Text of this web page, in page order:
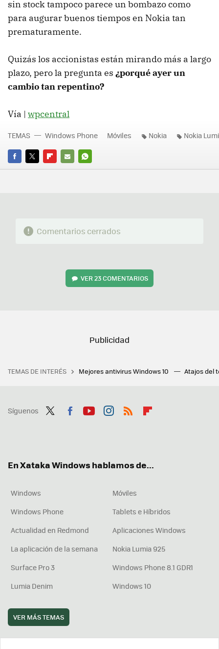
sin stock tampoco parece un bombazo como
para augurar buenos tiempos en Nokia tan
prematuramente.
Quizás los accionistas están mirando más a largo
plazo, pero la pregunta es ¿porqué ayer un
cambio tan repentino?
Vía | wpcentral
FACEBOOK
TWITTERFLIPBOARD
E-
WHATSAPP
TEMAS Windows Phone Móviles Nokia Nokia
Comentarios cerrados
VER 23 COMENTARIOS
TEMAS DE INTERÉS Mejores antivirus Windows 10 Atajos del
Síguenos
En Xataka Windows hablamos de...
Windows
Móviles
Windows Phone
Tablets e Híbridos
Actualidad en Redmond
Aplicaciones Windows
La aplicación de la semana
Nokia Lumia 925
Surface Pro 3
Windows Phone 8.1 GDR1
Lumia Denim
Windows 10
VER MÁS TEMAS